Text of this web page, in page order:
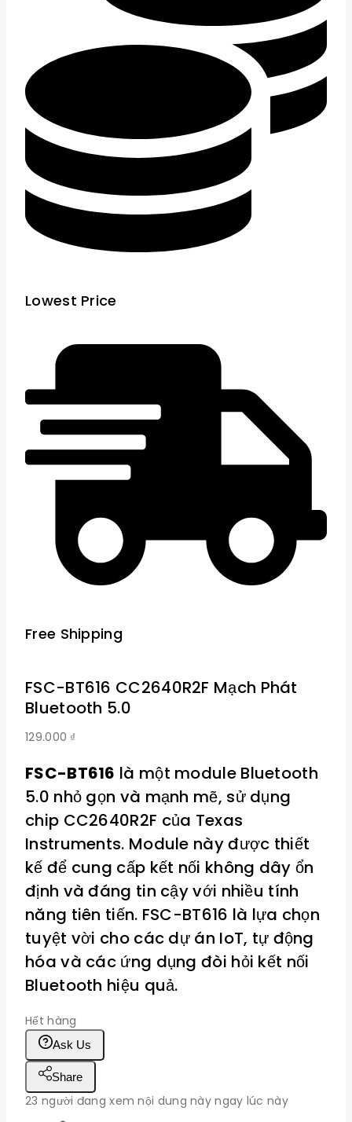
Lowest Price
Free Shipping
FSC-BT616 CC2640R2F Mạch Phát
Bluetooth 5.0
129.000 ₫
FSC-BT616 là một module Bluetooth
5.0 nhỏ gọn và mạnh mẽ, sử dụng
chip CC2640R2F của Texas
Instruments. Module này được thiết
kế để cung cấp kết nối không dây ổn
định và đáng tin cậy với nhiều tính
năng tiên tiến. FSC-BT616 là lựa chọn
tuyệt vời cho các dự án IoT, tự động
hóa và các ứng dụng đòi hỏi kết nối
Bluetooth hiệu quả.
Hết hàng
Ask Us
Share
23 người đang xem nội dung này ngay lúc này